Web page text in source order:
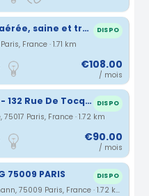
Cave sécurisée, aérée, saine et très haute sous plafond. Rue de la Paix DISPO
France · 1.71 km
€108.00
/ mois
90€ / Paris 75017 - 132 Rue De Tocqueville DISPO
Paris, France · 1.72 km
€90.00
/ mois
75009 PARIS DISPO
40 Boulevard Haussmann, 75009 Paris, France · 1.72 km